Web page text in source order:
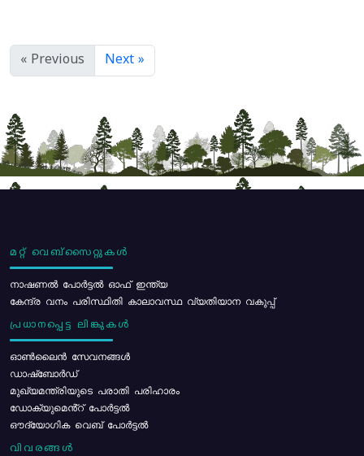
« Previous Next »
മറ്റ് വെബ്സൈറ്റുകൾ
നാഷണൽ പോർട്ടൽ ഓഫ് ഇന്ത്യ
കേന്ദ്ര വനം പരിസ്ഥിതി കാലാവസ്ഥ വ്യതിയാന വകുപ്പ്
പ്രധാനപ്പെട്ട ലിങ്കുകൾ
ഓൺലൈൻ സേവനങ്ങൾ
ഡാഷ്ബോർഡ്
മുഖ്യമന്ത്രിയുടെ പരാതി പരിഹാരം
ഡോക്യുമെൻ്റ് പോർട്ടൽ
ഔദ്യോഗിക വെബ് പോർട്ടൽ
വിവരങ്ങൾ